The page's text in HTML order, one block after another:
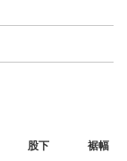
股下 裾幅